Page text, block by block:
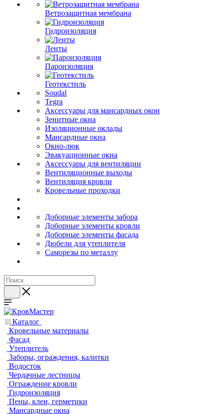
Ветрозащитная мембрана
Гидроизоляция
Ленты
Пароизоляция
Геотекстиль
Soudal
Tegra
Аксессуары для мансардных окон
Зенитные окна
Изоляционные оклады
Мансардные окна
Окно-люк
Эвакуационные окна
Аксессуары для вентиляции
Вентиляционные выходы
Вентиляция кровли
Кровельные проходки
Доборные элементы забора
Доборные элементы кровли
Доборные элементы фасада
Дюбели для утеплителя
Саморезы по металлу
Каталог
Кровельные материалы
Фасад
Утеплитель
Заборы, ограждения, калитки
Водосток
Чердачные лестницы
Ограждение кровли
Гидроизоляция
Пены, клеи, герметики
Мансардные окна